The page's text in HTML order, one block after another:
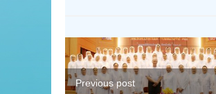
Previous post